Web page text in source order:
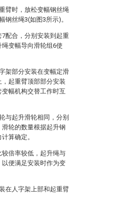
臂时，放松变幅钢丝绳
钢丝绳3(如图3所示)。
配合，分别安装到起重
变幅导向滑轮组6使
架部分安装在变幅定滑
起重臂顶部部分安装
幅机构交替工作时互
与起升滑轮相同，分别
轮的数量根据起升钢
算确定。
倍率较低，起升绳与
便满足安装时作为变
在人字架上部和起重臂